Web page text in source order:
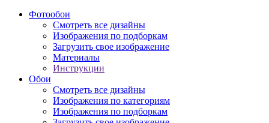
Фотообои
Смотреть все дизайны
Изображения по подборкам
Загрузить свое изображение
Материалы
Инструкции
Обои
Смотреть все дизайны
Изображения по категориям
Изображения по подборкам